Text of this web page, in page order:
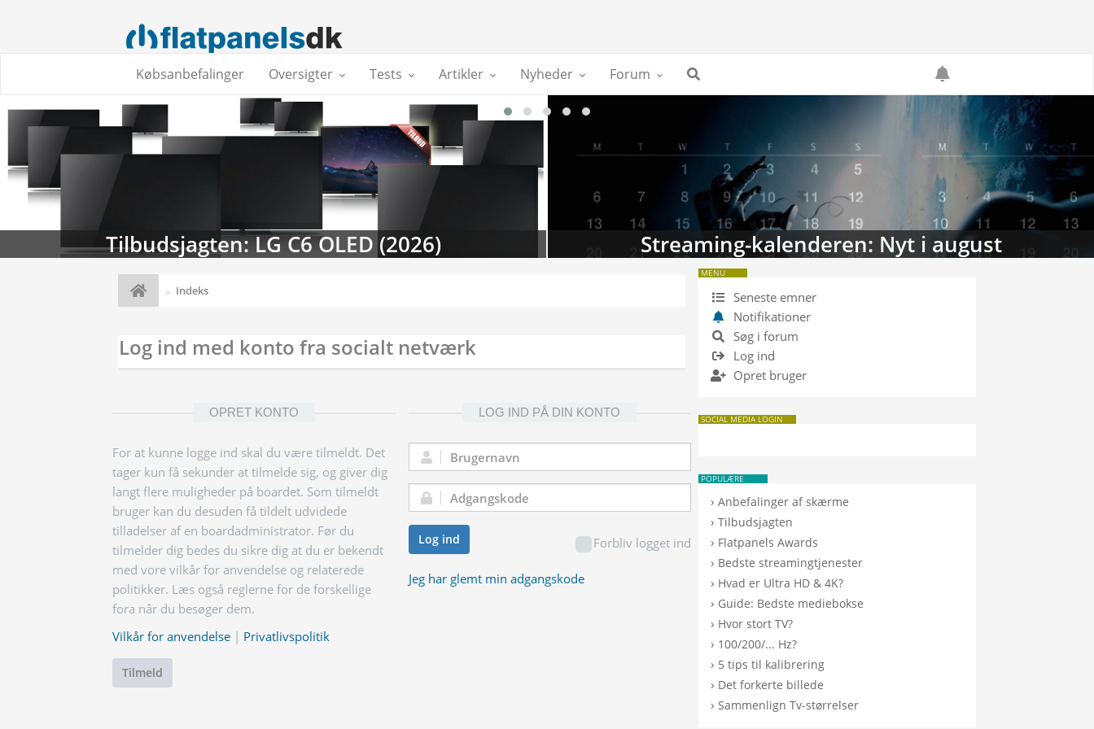
Købsanbefalinger Oversigter Tests Artikler Nyheder Forum
Tilbudsjagten: LG C6 OLED (2026) Streaming-kalenderen: Nyt i august
Indeks
Log ind med konto fra socialt netværk
OPRET KONTO
For at kunne logge ind skal du være tilmeldt. Det
tager kun få sekunder at tilmelde sig, og giver dig
langt flere muligheder på boardet. Som tilmeldt
bruger kan du desuden få tildelt udvidede
tilladelser af en boardadministrator. Før du
tilmelder dig bedes du sikre dig at du er bekendt
med vore vilkår for anvendelse og relaterede
politikker. Læs også reglerne for de forskellige
fora når du besøger dem.
Vilkår for anvendelse | Privatlivspolitik
Tilmeld
LOG IND PÅ DIN KONTO
Brugernavn:
Adgangskode:
Forbliv logget ind
Log ind
Jeg har glemt min adgangskode
MENU
Seneste emner
Notifikationer
Søg i forum
Log ind
Opret bruger
SOCIAL MEDIA LOGIN
POPULÆRE
›Anbefalinger af skærme
›Tilbudsjagten
› Flatpanels Awards
› Bedste streamingtjenester
› Hvad er Ultra HD & 4K?
› Guide: Bedste mediebokse
› Hvor stort TV?
› 100/200/... Hz?
› 5 tips til kalibrering
› Det forkerte billede
›Sammenlign Tv-størrelser